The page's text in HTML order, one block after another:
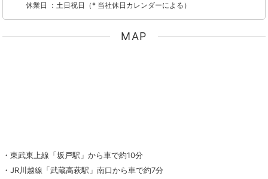
休業日 ：土日祝日（* 当社休日カレンダーによる）
MAP
・東武東上線「坂戸駅」から車で約10分
・JR川越線「武蔵高萩駅」南口から車で約7分